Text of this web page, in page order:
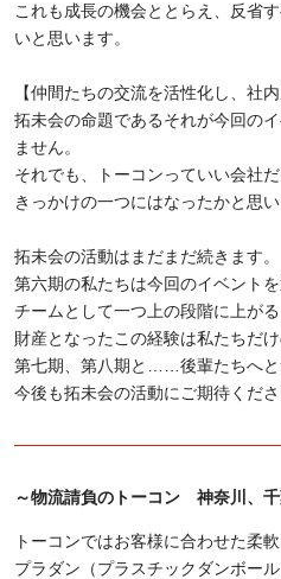
これも成長の機会ととらえ、反省
いと思います。
【仲間たちの交流を活性化し、社
拓未会の命題であるそれが今回の
ません。
それでも、トーコンっていい会社
きっかけの一つにはなったかと思い
拓未会の活動はまだまだ続きます。
第六期の私たちは今回のイベントを
チームとして一つ上の段階に上がる
財産となったこの経験は私たちだけ
第七期、第八期と……後輩たちへと
今後も拓未会の活動にご期待くださ
～物流請負のトーコン 神奈川、
トーコンではお客様に合わせた柔
プラダン（プラスチックダンボー